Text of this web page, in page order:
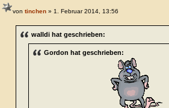
vontinchen » 1. Februar 2014, 13:56
walldi hat geschrieben:
Gordon hat geschrieben: